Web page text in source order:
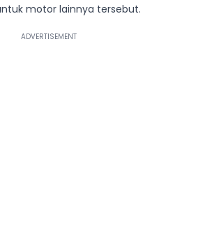
motor lainnya tersebut.